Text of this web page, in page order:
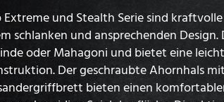
Extreme und Stealth Serie sind kraftvolle
schlanken und ansprechenden Design.
oder Mahagoni und bietet eine
Der geschraubte Ahornhals
bieten einen